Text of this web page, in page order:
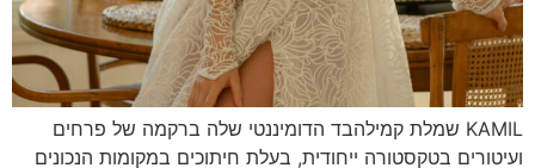
KAMIL שמלת קמילהבד הדומיננטי שלה ברקמה של פרחים
ועיטורים בטקסטורה ייחודית, בעלת חיתוכים במקומות הנכונים